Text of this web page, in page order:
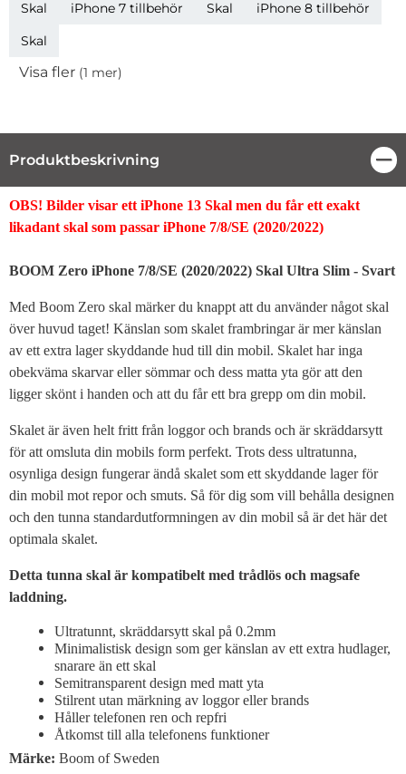
Skal iPhone 7 tillbehör Skal
iPhone 8 tillbehör
Skal
Visa fler (1 mer)
Produktbeskrivning
Produktbeskrivning
OBS! Bilder visar ett iPhone 13 Skal men du får ett exakt
likadant skal som passar iPhone 7/8/SE (2020/2022)
BOOM Zero iPhone 7/8/SE (2020/2022) Skal Ultra Slim - Svart
Med Boom Zero skal märker du knappt att du använder något skal
över huvud taget! Känslan som skalet frambringar är mer känslan
av ett extra lager skyddande hud till din mobil. Skalet har inga
obekväma skarvar eller sömmar och dess matta yta gör att den
ligger skönt i handen och att du får ett bra grepp om din mobil.
Skalet är även helt fritt från loggor och brands och är skräddarsytt
för att omsluta din mobils form perfekt. Trots dess ultratunna,
osynliga design fungerar ändå skalet som ett skyddande lager för
din mobil mot repor och smuts. Så för dig som vill behålla designen
och den tunna standardutformningen av din mobil så är det här det
optimala skalet.
Detta tunna skal är kompatibelt med trådlös och magsafe
laddning.
Ultratunnt, skräddarsytt skal på 0.2mm
Minimalistisk design som ger känslan av ett extra hudlager,
snarare än ett skal
Semitransparent design med matt yta
Stilrent utan märkning av loggor eller brands
Håller telefonen ren och repfri
Åtkomst till alla telefonens funktioner
Märke: Boom of Sweden